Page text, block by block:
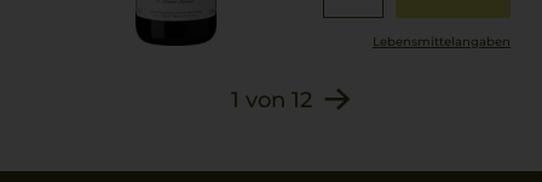
Lebensmittel­angaben
1 von 12